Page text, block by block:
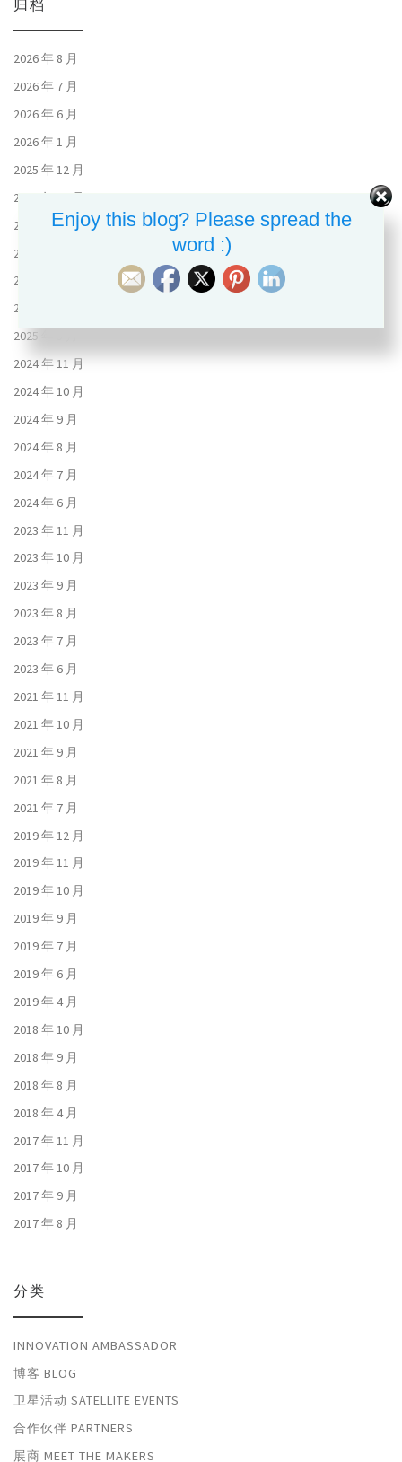
归档
2026 年 8 月
2026 年 7 月
2026 年 6 月
2026 年 1 月
2025 年 12 月
2025 年 11 月
2025 年 10 月
2025 年 9 月
2025 年 8 月
2025 年 7 月
2025 年 5 月
2024 年 11 月
2024 年 10 月
2024 年 9 月
2024 年 8 月
2024 年 7 月
2024 年 6 月
2023 年 11 月
2023 年 10 月
2023 年 9 月
2023 年 8 月
2023 年 7 月
2023 年 6 月
2021 年 11 月
2021 年 10 月
2021 年 9 月
2021 年 8 月
2021 年 7 月
2019 年 12 月
2019 年 11 月
2019 年 10 月
2019 年 9 月
2019 年 7 月
2019 年 6 月
2019 年 4 月
2018 年 10 月
2018 年 9 月
2018 年 8 月
2018 年 4 月
2017 年 11 月
2017 年 10 月
2017 年 9 月
2017 年 8 月
分类
INNOVATION AMBASSADOR
博客 BLOG
卫星活动 SATELLITE EVENTS
合作伙伴 PARTNERS
展商 MEET THE MAKERS
Enjoy this blog? Please spread the
word :)